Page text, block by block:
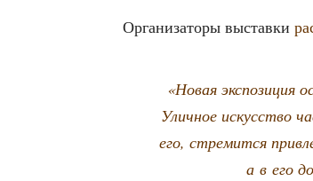
Орга­ни­за­то­ры выстав­ки
«Новая экс­по­зи­ция
Улич­ное искус­ство
его, стре­мит­ся
а в его